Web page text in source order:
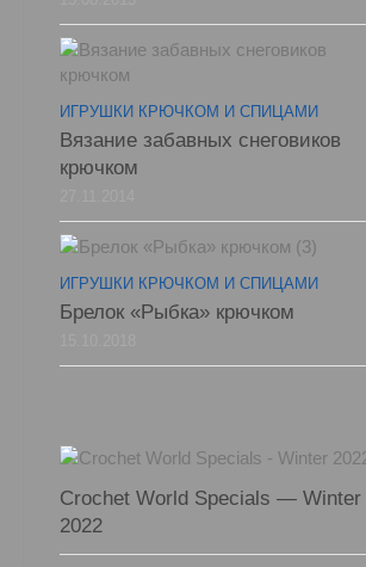
ИГРУШКИ КРЮЧКОМ И СПИЦАМИ
Вязание забавных снеговиков
крючком
ИГРУШКИ КРЮЧКОМ И СПИЦАМИ
Брелок «Рыбка» крючком
Crochet World Specials — Winter
2022